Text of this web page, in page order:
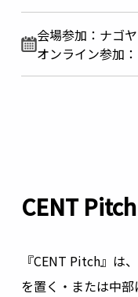
会場参加：ナゴ
オンライン参加
CENT
『CENT Pitch』は
を置く・または中